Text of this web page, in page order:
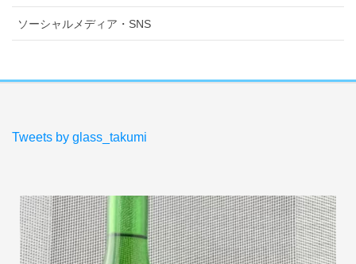
ソーシャルメディア・SNS
Tweets by glass_takumi